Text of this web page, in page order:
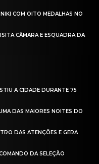
COM OITO MEDALHAS NO
CÂMARA E ESQUADRA DA
A CIDADE DURANTE 75
DAS MAIORES NOITES DO
DAS ATENÇÕES E GERA
DA SELEÇÃO